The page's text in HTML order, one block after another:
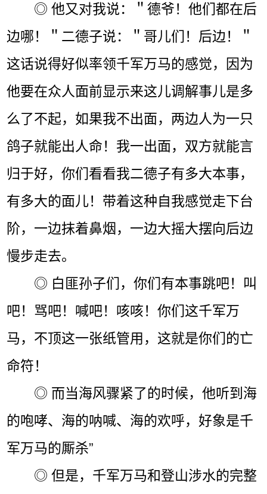
◎ 他又对我说：＂德爷！他们都在后
边哪！＂二德子说：＂哥儿们！后边！＂
这话说得好似率领千军万马的感觉，因为
他要在众人面前显示来这儿调解事儿是多
么了不起，如果我不出面，两边人为一只
鸽子就能出人命！我一出面，双方就能言
归于好，你们看看我二德子有多大本事，
有多大的面儿！带着这种自我感觉走下台
阶，一边抹着鼻烟，一边大摇大摆向后边
慢步走去。
◎ 白匪孙子们，你们有本事跳吧！叫
吧！骂吧！喊吧！咳咳！你们这千军万
马，不顶这一张纸管用，这就是你们的亡
命符！
◎ 而当海风骤紧了的时候，他听到海
的咆哮、海的呐喊、海的欢呼，好象是千
军万马的厮杀”
◎ 但是，千军万马和登山涉水的完整